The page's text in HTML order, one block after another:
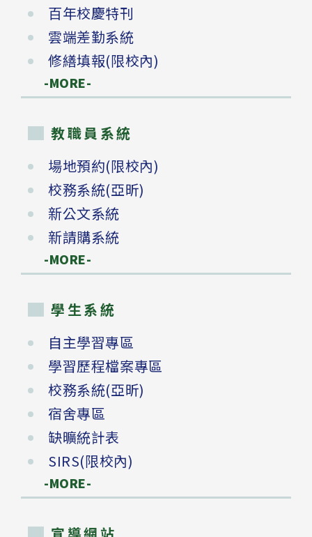
百年校慶特刊
雲端差勤系統
修繕填報(限校內)
-MORE-
教職員系統
場地預約(限校內)
校務系統(亞昕)
新公文系統
新請購系統
-MORE-
學生系統
自主學習專區
學習歷程檔案專區
校務系統(亞昕)
宿舍專區
缺曠統計表
SIRS(限校內)
-MORE-
宣導網站